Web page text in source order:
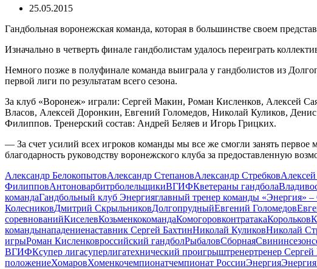
25.05.2015
Гандбольная воронежская команда, которая в большинстве своем
Изначально в четверть финале гандболистам удалось переиграть
Немного позже в полуфинале команда выиграла у гандболистов из
первой лиги по результатам всего сезона.
За клуб «Воронеж» играли: Сергей Макин, Роман Кисленков, Алексей
Власов, Алексей Доронкин, Евгений Голомедов, Николай Куликов,
Филиппов. Тренерский состав: Андрей Беляев и Игорь Грицких.
— За счет усилий всех игроков команды мы все же смогли занять
благодарность руководству воронежского клуба за предоставленную
Александр БелокопытовАлександр СтепановАлександр Стребков
ФилипповАнтоноварбитрболельщикиВГИФКветераны гандбола
командаГандбольный клуб Энергияглавный тренер команды «Энергия»
КолесниковДмитрий СкрыльниковДолгопрудныйЕвгений Голомедов
соревнованийКиселевКозьменкокомандаКомогоровконтратакаКорольков
командынападениенаставник Сергей БахтинНиколай КуликовНиколай
игрыРоман Кисленковроссийский гандболРыбаловСборнаяСвининсезон
ВГИФКсупер лигасуперлигатехнический проигрыштренертренер
положениеХомаровХоменкочемпионатчемпионат РоссииЭнергия